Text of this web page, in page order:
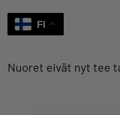
FI
Nuoret eivät nyt tee